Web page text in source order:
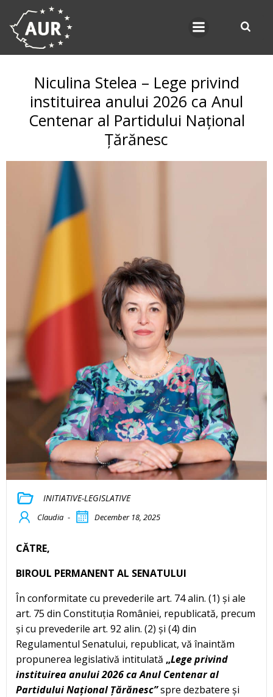
Niculina Stelea – Lege privind
instituirea anului 2026 ca Anul
Centenar al Partidului Național
Țărănesc
INITIATIVE-LEGISLATIVE
Claudia - December 18, 2025
CĂTRE,
BIROUL PERMANENT AL SENATULUI
În conformitate cu prevederile art. 74 alin. (1) și ale
art. 75 din Constituția României, republicată, precum
și cu prevederile art. 92 alin. (2) și (4) din
Regulamentul Senatului, republicat, vă înaintăm
propunerea legislativă intitulată „Legeprivind
instituirea anului 2026 ca Anul Centenar al
Partidului Național Țărănesc”spre dezbatere și